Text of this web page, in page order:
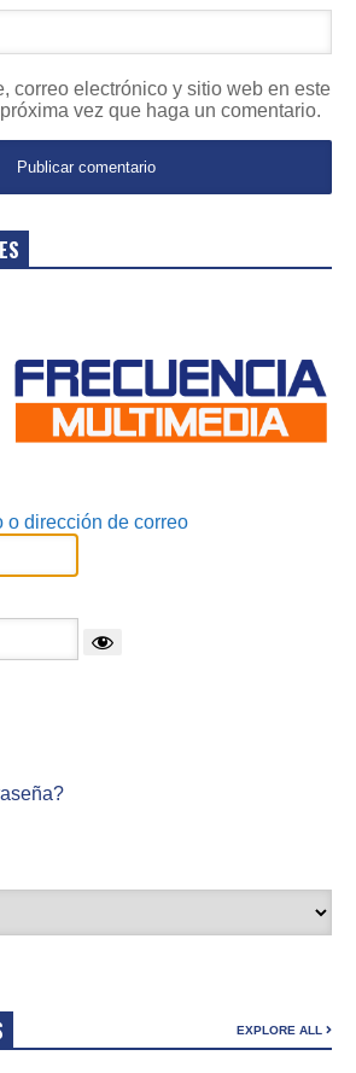
correo electrónico y sitio web en este
vez que haga un comentario.
o dirección de correo
EXPLORE ALL